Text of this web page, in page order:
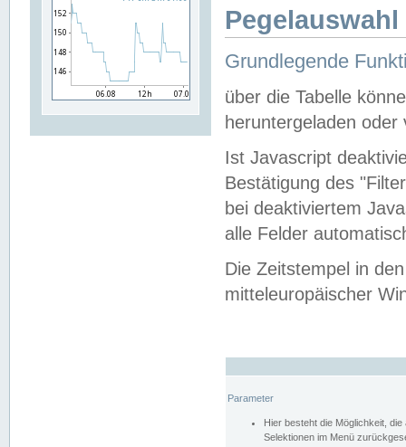
Grundlegende
über die Tabelle
heruntergeladen oder
Ist Javascript
Bestätigung des
bei deaktiviertem
alle Felder
Die Zeitstempel in
mitteleuropäischer
Parameter
Hier besteht die Möglichkeit,
Selektionen im Menü